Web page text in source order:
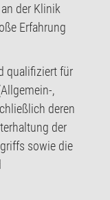
der Klinik
Erfahrung
qualifiziert für
,
deren
der
sowie die